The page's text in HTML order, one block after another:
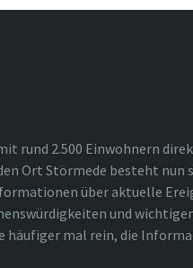
rund 2.500 Einwohnern
Ort Störmede besteht nun
über aktuelle
und
häufiger mal rein, die